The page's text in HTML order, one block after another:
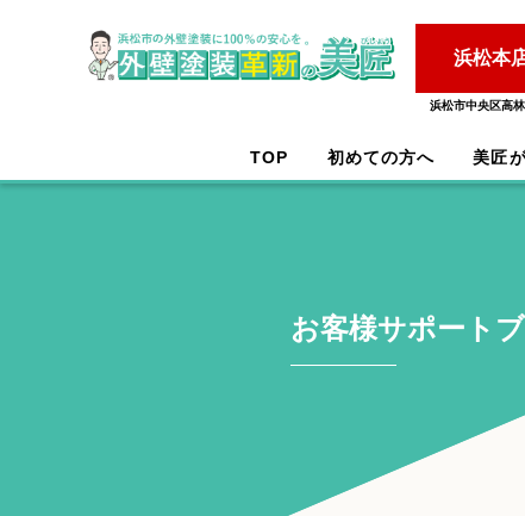
浜松本
浜松市中央区高
TOP 初めての方へ 美匠
お客様サポート